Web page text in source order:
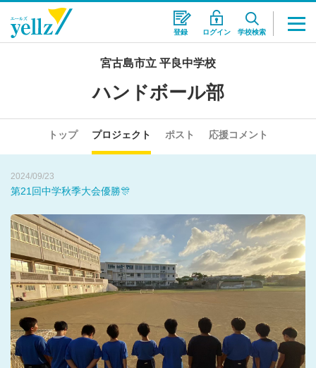
登録 ログイン 学校検索
宮古島市立 平良中学校
ハンドボール部
トップ プロジェクト ポスト 応援コメント
2025/05/30
皆さんの応援のおかげで･･･！
2024/09/23
第21回中学秋季大会優勝🎊
2024/08/02
暑い！熱い！
2025/05/30
皆さんの応援のおかげで･･･！